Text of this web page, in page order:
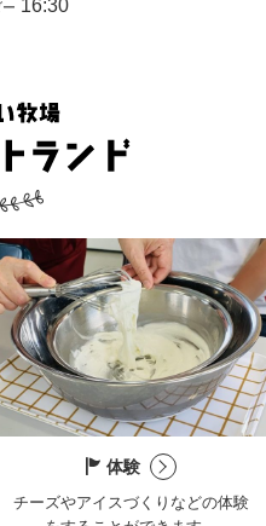
16:30
体験
チーズやアイスづくりなどの体験